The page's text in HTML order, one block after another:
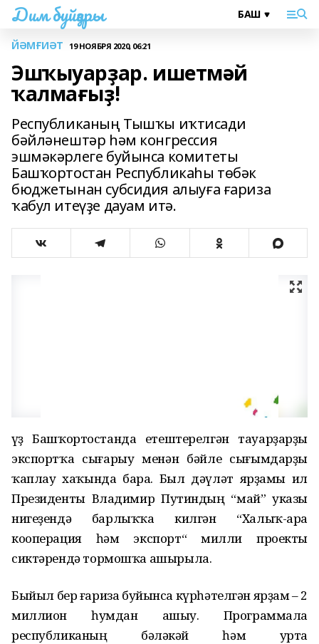
Дим буйҙары
ЙӘМҒИӘТ 19 НОЯБРЯ 2020, 06:21
Эшҡыуарҙар. ишетмәй
ҡалмағыҙ!
Республиканың Тышҡы иҡтисади
бәйләнештәр һәм конгрессия
эшмәкәрлеге буйынса комитеты
Башҡортостан Республикаһы төбәк
бюджетынан субсидия алыуға ғариза
ҡабул итеүҙе дауам итә.
Һүҙ Башҡортостанда етештерелгән тауарҙарҙы
экспортҡа сығарыу менән бәйле сығымдарҙы
ҡаплау хаҡында бара. Был дәүләт ярҙамы ил
Президенты Владимир Путиндың “май” указы
нигеҙендә барлыҡҡа килгән “Халыҡ-ара
кооперация һәм экспорт“ милли проекты
сиктәрендә тормошҡа ашырыла.
Быйыл бер ғариза буйынса күрһәтелгән ярҙам – 2
миллион һумдан ашыу. Программала
республиканың бәләкәй һәм урта